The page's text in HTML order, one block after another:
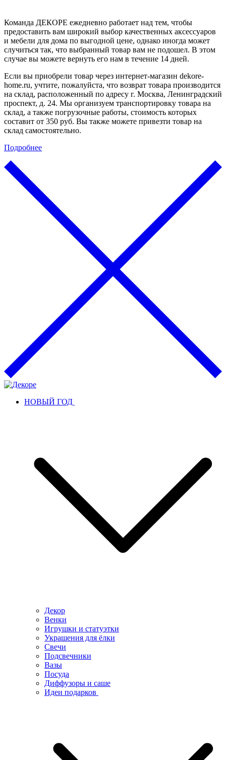
Команда ДЕКОРЕ ежедневно работает над тем, чтобы
предоставить вам широкий выбор качественных аксессуаров
и мебели для дома по выгодной цене, однако иногда может
случиться так, что выбранный товар вам не подошел. В этом
случае вы можете вернуть его нам в течение 14 дней.
Если вы приобрели товар через интернет-магазин dekore-
home.ru, учтите, пожалуйста, что возврат товара производится
на склад, расположенный по адресу г. Москва, Ленинградский
проспект, д. 24. Мы организуем транспортировку товара на
склад, а также погрузочные работы, стоимость которых
составит от 350 руб. Вы также можете привезти товар на
склад самостоятельно.
Подробнее
НОВЫЙ ГОД
Декор
Венки
Игрушки и статуэтки
Украшения для ёлки
Свечи
Подсвечники
Вазы
Посуда
Диффузоры и саше
Идеи подарков